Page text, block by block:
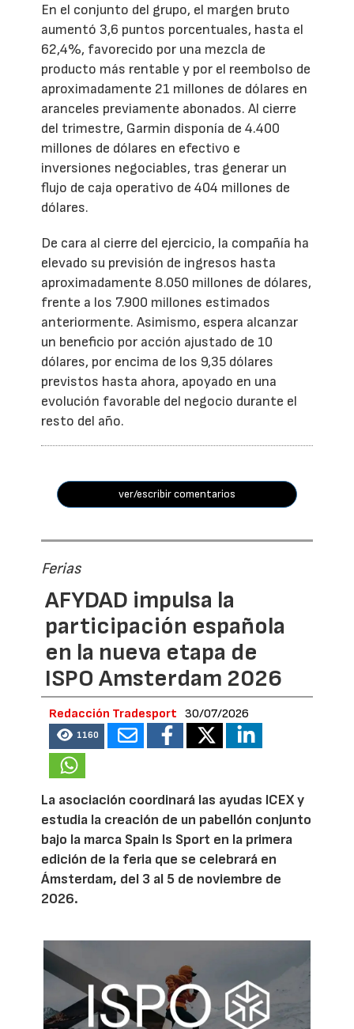
En el conjunto del grupo, el margen bruto
aumentó 3,6 puntos porcentuales, hasta el
62,4%, favorecido por una mezcla de
producto más rentable y por el reembolso de
aproximadamente 21 millones de dólares en
aranceles previamente abonados. Al cierre
del trimestre, Garmin disponía de 4.400
millones de dólares en efectivo e
inversiones negociables, tras generar un
flujo de caja operativo de 404 millones de
dólares.
De cara al cierre del ejercicio, la compañía ha
elevado su previsión de ingresos hasta
aproximadamente 8.050 millones de dólares,
frente a los 7.900 millones estimados
anteriormente. Asimismo, espera alcanzar
un beneficio por acción ajustado de 10
dólares, por encima de los 9,35 dólares
previstos hasta ahora, apoyado en una
evolución favorable del negocio durante el
resto del año.
ver/escribir comentarios
Ferias
AFYDAD impulsa la
participación española
en la nueva etapa de
ISPO Amsterdam 2026
Redacción Tradesport 30/07/2026
1160
La asociación coordinará las ayudas ICEX y
estudia la creación de un pabellón conjunto
bajo la marca Spain Is Sport en la primera
edición de la feria que se celebrará en
Ámsterdam, del 3 al 5 de noviembre de
2026.